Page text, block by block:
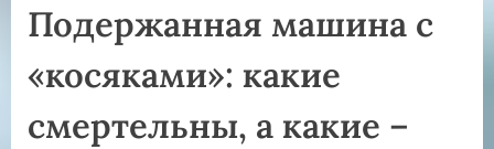
Подержанная машина с
«косяками»: какие
смертельны, а какие –